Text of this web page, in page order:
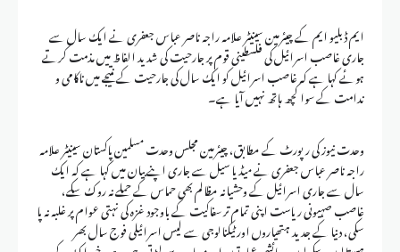
ایم ڈبلیو ایم کے چیئرمین سینیٹر علامہ راجہ ناصر عباس جعفری نے ایک سال سے
جاری غاصب اسرائیل کی فلسطینی قوم پر جارحیت کی شدید الفاظ میں مذمت کرتے
ہوئے کہا ہے کہ غاصب اسرائیل کو ایک سال کی جارحیت کے نتیجے میں ناکامی و
ندامت کے سوا کچھ ہاتھ نہیں آیا ہے۔
وحدت نیوز کی رپورٹ کے مطابق، چیئرمین مجلس وحدت مسلمین پاکستان سینیٹر علامہ
راجہ ناصر عباس جعفری نے میڈیا سیل سے جاری اپنے بیان میں کہا ہے کہ ایک
سال سے جاری اسرائیل کے وحشیانہ مظالم بھی حماس کے حملے نہ روک سکے،
غاصب صہیونی ریاست اپنی تمام تر سفاکیت کے باوجود غزہ کی نہتی عوام پر غلبہ نہ پا
سکی، دنیا کے جدید ہتھیاروں اور ٹیکنالوجی سے لیس اسرائیلی فوج سال بھر